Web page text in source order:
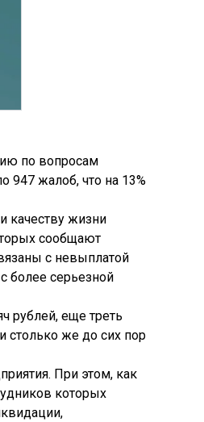
по вопросам
947 жалоб, что на 13%
качеству жизни
сообщают
с невыплатой
более серьезной
рублей, еще треть
столько же до сих пор
При этом, как
которых